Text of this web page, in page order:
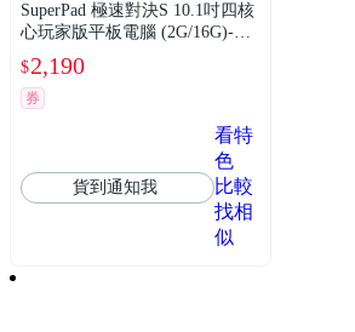
SuperPad 極速對決S 10.1吋四核
心玩家版平板電腦 (2G/16G)-加
碼贈專屬保護殼套
$2,190
券
貨到通知我
看特
色
比較
找相
似